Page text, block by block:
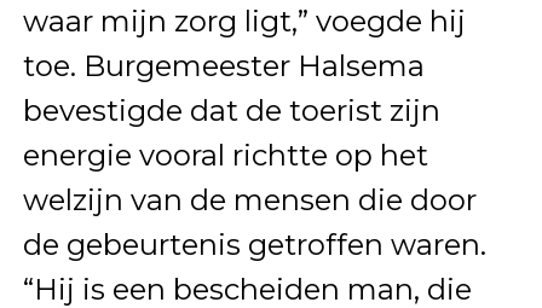
waar mijn zorg ligt,” voegde hij
toe. Burgemeester Halsema
bevestigde dat de toerist zijn
energie vooral richtte op het
welzijn van de mensen die door
de gebeurtenis getroffen waren.
“Hij is een bescheiden man, die